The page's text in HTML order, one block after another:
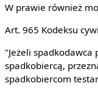
W prawie również
Art. 965 Kodeksu
"Jeżeli spadkodawca
spadkobiercą,
spadkobiercom